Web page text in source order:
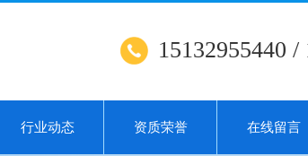
15132955440 /
行业动态 资质荣誉 在线留言